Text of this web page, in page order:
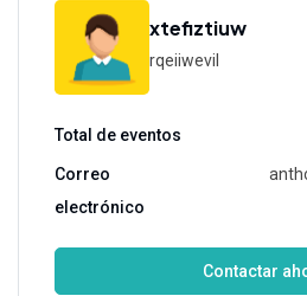
xtefiztiuw
rqeiiwevil
Total de eventos
Correo
electrónico
Contactar